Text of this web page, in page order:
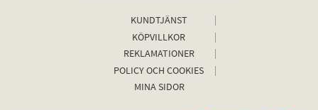
KUNDTJÄNST
KÖPVILLKOR
REKLAMATIONER
POLICY OCH COOKIES
MINA SIDOR